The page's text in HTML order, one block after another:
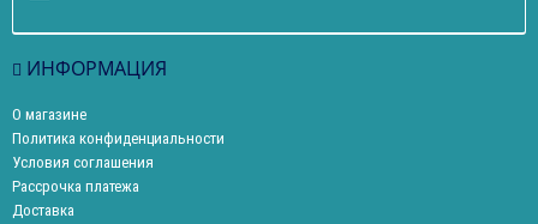
ИНФОРМАЦИЯ
О магазине
Политика конфиденциальности
Условия соглашения
Рассрочка платежа
Доставка